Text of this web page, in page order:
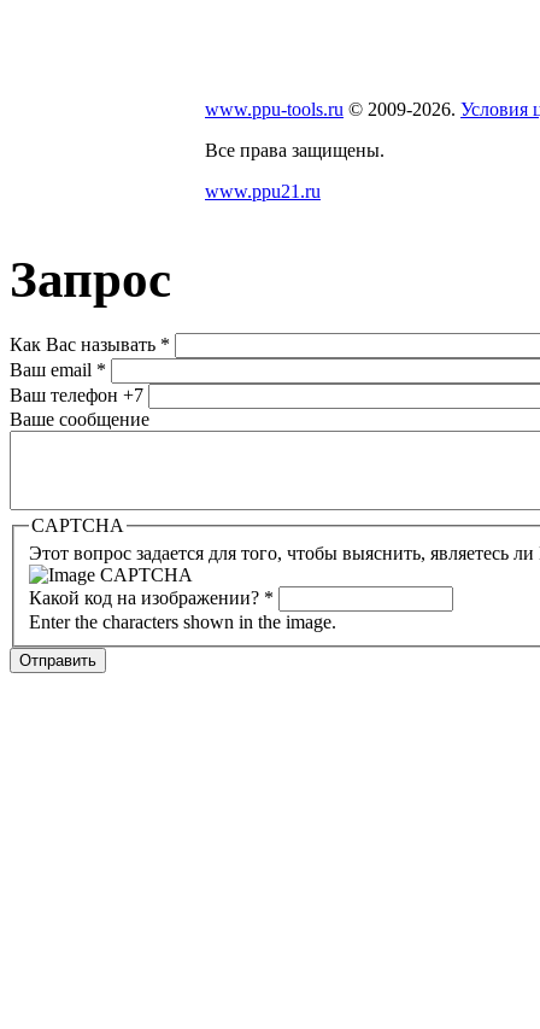
www.ppu-tools.ru © 2009-2026. Условия
Все права защищены.
www.ppu21.ru
Запрос
Как Вас называть *
Ваш email *
Ваш телефон +7
Ваше сообщение
CAPTCHA
Этот вопрос задается для того, чтобы выяснить, являетесь
Какой код на изображении? *
Enter the characters shown in the image.